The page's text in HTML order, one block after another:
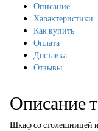
Описание
Характеристики
Как купить
Оплата
Доставка
Отзывы
Описание
Шкаф со столешницей